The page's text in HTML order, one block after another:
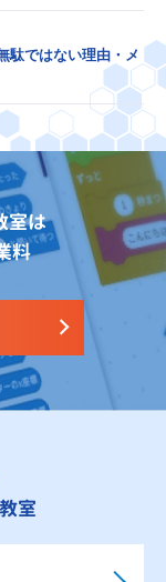
駄ではない理由・メ
室は
料
室